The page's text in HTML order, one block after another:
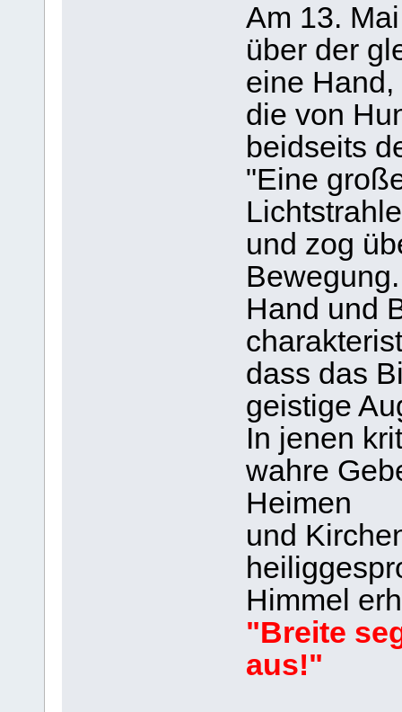
Am 13.
über der
eine Hand,
die von
beidseits
"Eine
und zog
Bewegung.
Hand und
dass das
geistige
In jenen
wahre
Heimen
und
Himmel
"Breite
aus!"